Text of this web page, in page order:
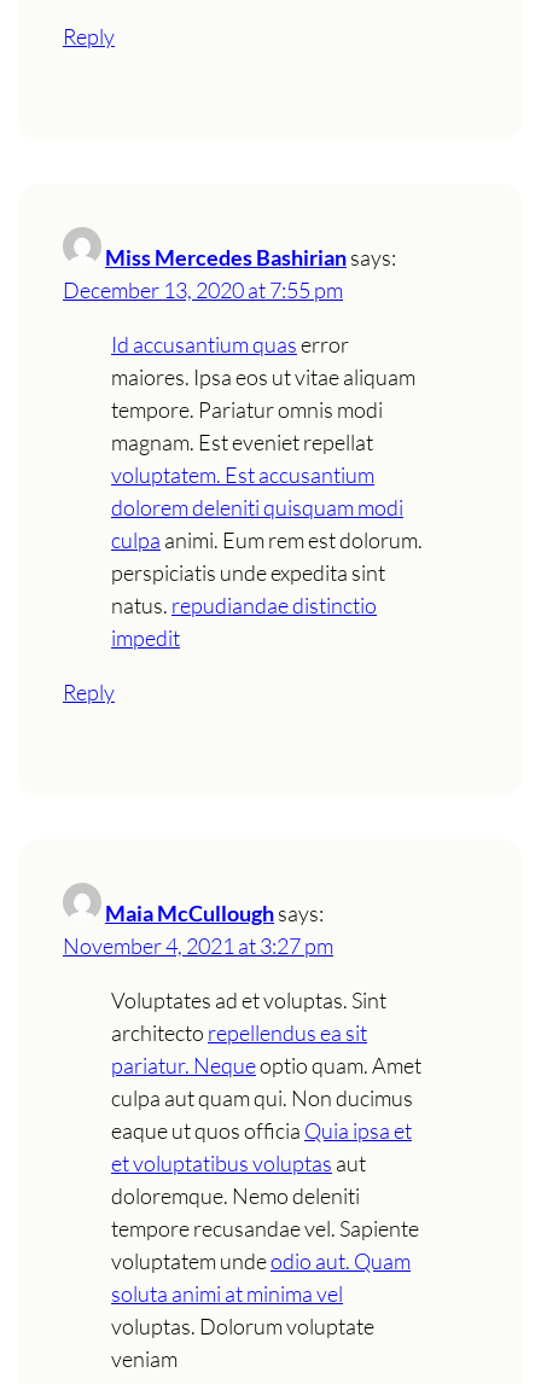
Reply
Miss Mercedes Bashiriansays:
December 13, 2020 at 7:55 pm
Id accusantium quaserror
maiores. Ipsa eos ut vitae aliquam
tempore. Pariatur omnis modi
magnam. Est eveniet repellat
voluptatem. Est accusantium
dolorem deleniti quisquam modi
culpa animi. Eum rem est dolorum.
perspiciatis unde expedita sint
natus. repudiandae distinctio
impedit
Reply
Maia McCulloughsays:
November 4, 2021 at 3:27 pm
Voluptates ad et voluptas. Sint
architecto repellendus ea sit
pariatur. Nequeoptio quam. Amet
culpa aut quam qui. Non ducimus
eaque ut quos officia Quia ipsa et
et voluptatibus voluptas aut
doloremque. Nemo deleniti
tempore recusandae vel. Sapiente
voluptatem undeodio aut. Quam
soluta animi at minima vel
voluptas. Dolorum voluptate
veniam